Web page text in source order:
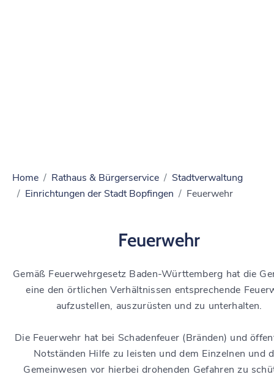
Home Rathaus & Bürgerservice
Stadtverwaltung
Einrichtungen der Stadt Bopfingen
Feuerwehr
Feuerwehr
Gemäß Feuerwehrgesetz Baden-Württemberg hat die
eine den örtlichen Verhältnissen entsprechende
aufzustellen, auszurüsten und zu unterhalten.
Die Feuerwehr hat bei Schadenfeuer (Bränden) und
Notständen Hilfe zu leisten und dem Einzelnen und
Gemeinwesen vor hierbei drohenden Gefahren zu